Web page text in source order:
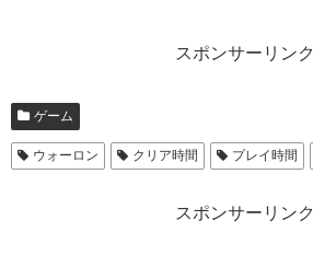
スポンサーリンク
ゲーム
ウォーロン クリア時間 プレイ時間
スポンサーリンク